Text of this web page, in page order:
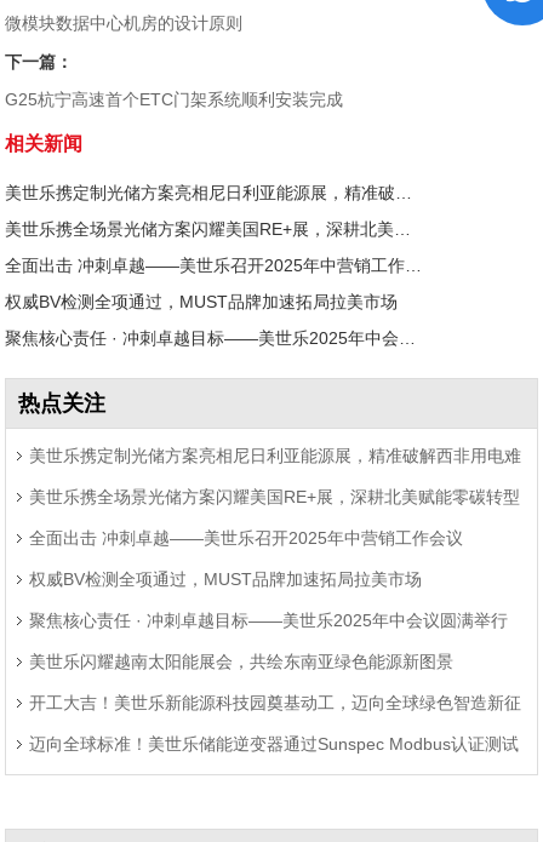
微模块数据中心机房的设计原则
下一篇：
G25杭宁高速首个ETC门架系统顺利安装完成
相关新闻
美世乐携定制光储方案亮相尼日利亚能源展，精准破解西非用电难题
美世乐携全场景光储方案闪耀美国RE+展，深耕北美赋能零碳转型
全面出击 冲刺卓越——美世乐召开2025年中营销工作会议
权威BV检测全项通过，MUST品牌加速拓局拉美市场
聚焦核心责任 · 冲刺卓越目标——美世乐2025年中会议圆满举行
热点关注
美世乐携定制光储方案亮相尼日利亚能源展，精准破解西非用电难
题 美世乐携全场景光储方案闪耀美国RE+展，深耕北美赋能零碳转型
全面出击 冲刺卓越——美世乐召开2025年中营销工作会议
权威BV检测全项通过，MUST品牌加速拓局拉美市场
聚焦核心责任 · 冲刺卓越目标——美世乐2025年中会议圆满举行
美世乐闪耀越南太阳能展会，共绘东南亚绿色能源新图景
开工大吉！美世乐新能源科技园奠基动工，迈向全球绿色智造新征
程 迈向全球标准！美世乐储能逆变器通过Sunspec Modbus认证测试